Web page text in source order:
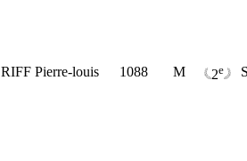
RIFF Pierre-louis 1088 M 2e